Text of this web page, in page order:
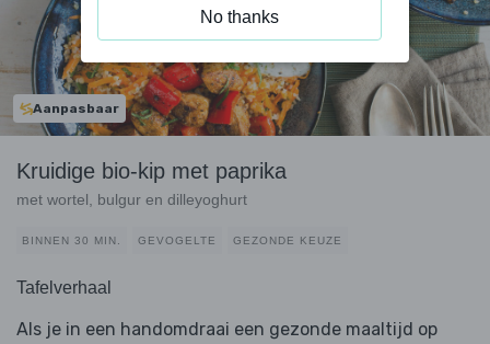
Aanpasbaar
Kruidige bio-kip met paprika
met wortel, bulgur en dilleyoghurt
BINNEN 30 MIN. GEVOGELTE GEZONDE KEUZE
Tafelverhaal
Als je in een handomdraai een gezonde maaltijd op
No thanks